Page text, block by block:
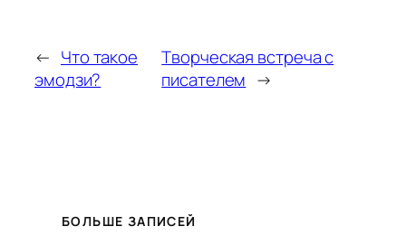
← Что такое
эмодзи?
Творческая встреча с
писателем →
БОЛЬШЕ ЗАПИСЕЙ